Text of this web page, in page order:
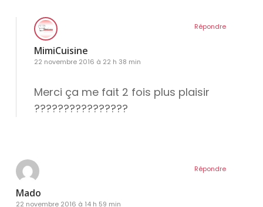
MimiCuisine
22 novembre 2016 à 22 h 38 min
Merci ça me fait 2 fois plus plaisir
????????????????
Répondre
Mado
22 novembre 2016 à 14 h 59 min
Répondre